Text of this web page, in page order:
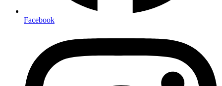
Facebook